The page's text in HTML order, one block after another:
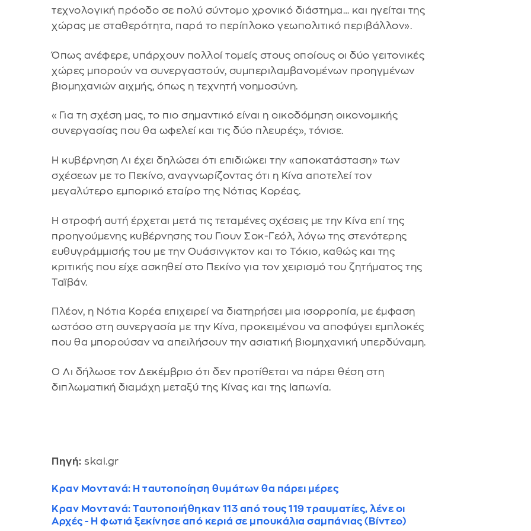
τεχνολογική πρόοδο σε πολύ σύντομο χρονικό διάστημα… και ηγείται της
χώρας με σταθερότητα, παρά το περίπλοκο γεωπολιτικό περιβάλλον».
Όπως ανέφερε, υπάρχουν πολλοί τομείς στους οποίους οι δύο γειτονικές
χώρες μπορούν να συνεργαστούν, συμπεριλαμβανομένων προηγμένων
βιομηχανιών αιχμής, όπως η τεχνητή νοημοσύνη.
«Για τη σχέση μας, το πιο σημαντικό είναι η οικοδόμηση οικονομικής
συνεργασίας που θα ωφελεί και τις δύο πλευρές», τόνισε.
Η κυβέρνηση Λι έχει δηλώσει ότι επιδιώκει την «αποκατάσταση» των
σχέσεων με το Πεκίνο, αναγνωρίζοντας ότι η Κίνα αποτελεί τον
μεγαλύτερο εμπορικό εταίρο της Νότιας Κορέας.
Η στροφή αυτή έρχεται μετά τις τεταμένες σχέσεις με την Κίνα επί της
προηγούμενης κυβέρνησης του Γιουν Σοκ-Γεόλ, λόγω της στενότερης
ευθυγράμμισής του με την Ουάσινγκτον και το Τόκιο, καθώς και της
κριτικής που είχε ασκηθεί στο Πεκίνο για τον χειρισμό του ζητήματος της
Ταϊβάν.
Πλέον, η Νότια Κορέα επιχειρεί να διατηρήσει μια ισορροπία, με έμφαση
ωστόσο στη συνεργασία με την Κίνα, προκειμένου να αποφύγει εμπλοκές
που θα μπορούσαν να απειλήσουν την ασιατική βιομηχανική υπερδύναμη.
Ο Λι δήλωσε τον Δεκέμβριο ότι δεν προτίθεται να πάρει θέση στη
διπλωματική διαμάχη μεταξύ της Κίνας και της Ιαπωνία.
Πηγή: skai.gr
Kραν Μοντανά: Η ταυτοποίηση θυμάτων θα πάρει μέρες
Κραν Μοντανά: Ταυτοποιήθηκαν 113 από τους 119 τραυματίες, λένε οι
Αρχές - Η φωτιά ξεκίνησε από κεριά σε μπουκάλια σαμπάνιας (Βίντεο)